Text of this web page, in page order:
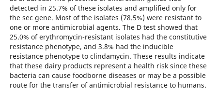
detected in 25.7% of these isolates and amplified only for
the sec gene. Most of the isolates (78.5%) were resistant to
one or more antimicrobial agents. The D test showed that
25.0% of erythromycin-resistant isolates had the constitutive
resistance phenotype, and 3.8% had the inducible
resistance phenotype to clindamycin. These results indicate
that these dairy products represent a health risk since these
bacteria can cause foodborne diseases or may be a possible
route for the transfer of antimicrobial resistance to humans.